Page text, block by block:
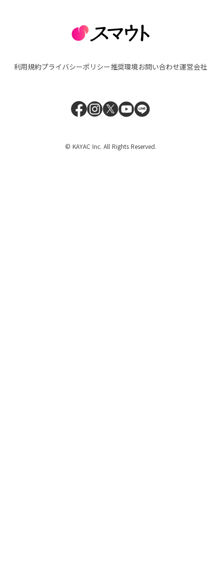
利用規約プライバシーポリシー推奨環境お問い合わせ運営会社
© KAYAC Inc. All Rights Reserved.